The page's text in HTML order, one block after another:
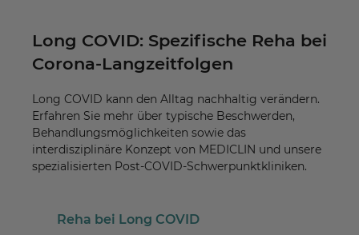
Long COVID: Spezifische Reha bei
Corona-Langzeitfolgen
Long COVID kann den Alltag nachhaltig verändern.
Erfahren Sie mehr über typische Beschwerden,
Behandlungsmöglichkeiten sowie das
interdisziplinäre Konzept von MEDICLIN und unsere
spezialisierten Post-COVID-Schwerpunktkliniken.
Reha bei Long COVID